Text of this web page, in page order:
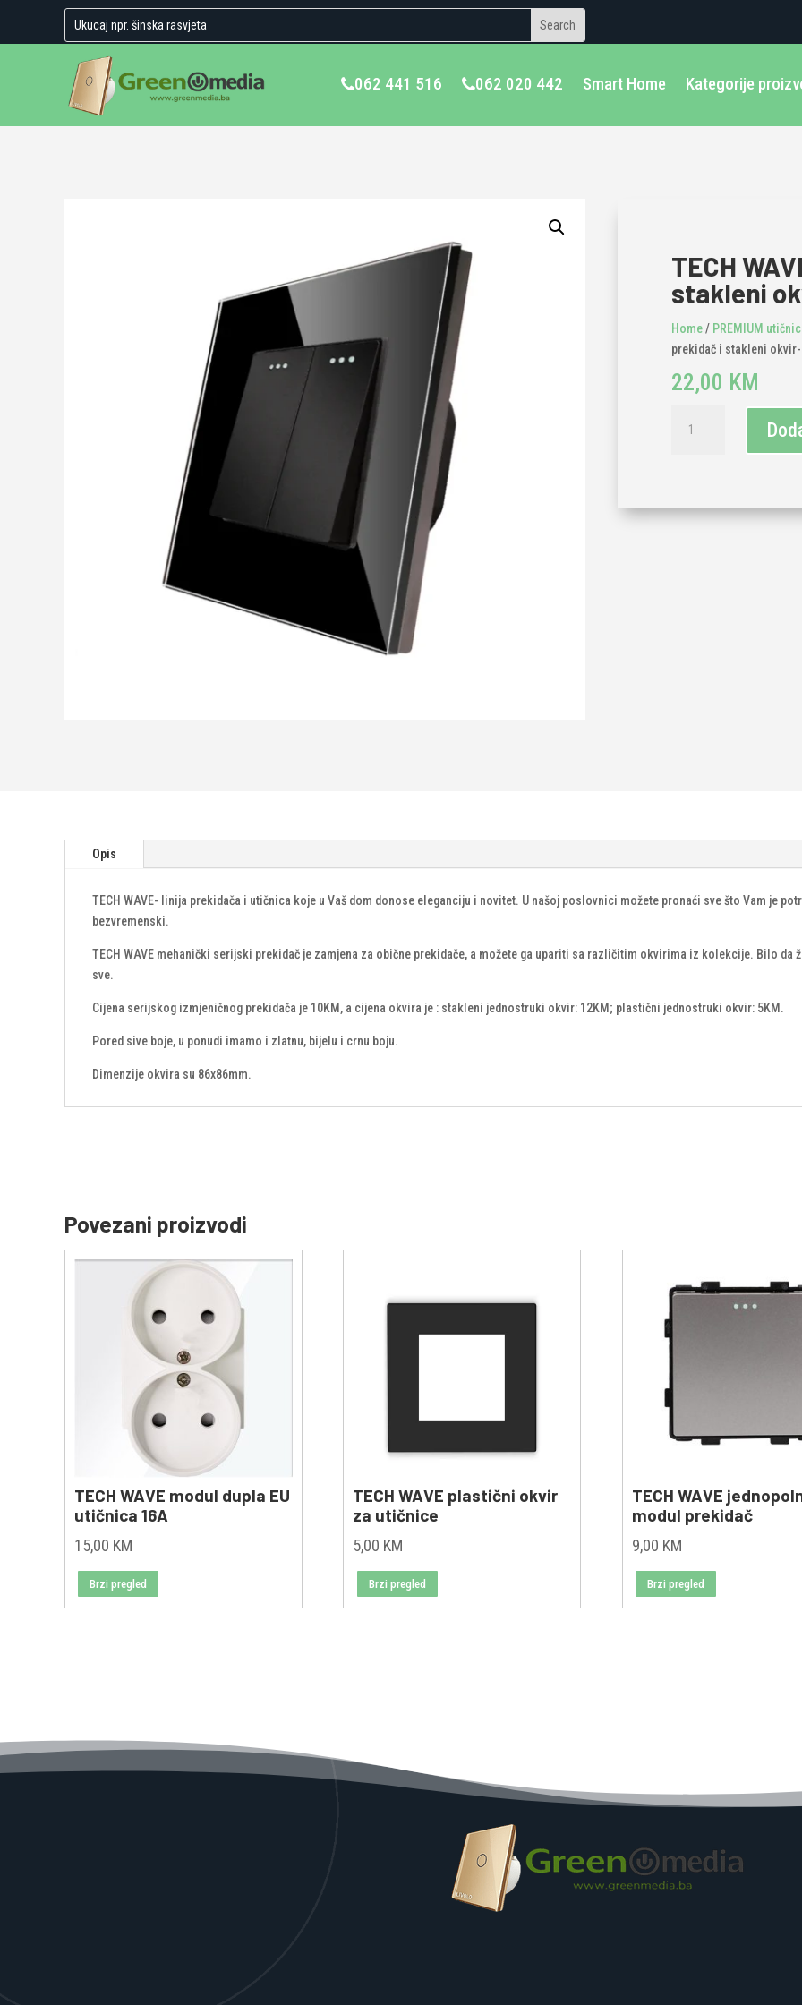
062 441 516 062 020 442 Smart Home Kategorije
TECH
stakleni
Home/ PREMIUM
prekidač i stakleni
22,00 KM
WAVE
stakleni
Opis
TECH WAVE- linija prekidača i utičnica koje u Vaš dom donose eleganciju i novitet. U našoj poslovnici možete pronaći sve što Vam je
bezvremenski.
TECH WAVE mehanički serijski prekidač je zamjena za obične prekidače, a možete ga upariti sa različitim okvirima iz kolekcije. Bilo
sve.
Cijena serijskog izmjeničnog prekidača je 10KM, a cijena okvira je : stakleni jednostruki okvir: 12KM; plastični jednostruki okvir: 5KM.
Pored sive boje, u ponudi imamo i zlatnu, bijelu i crnu boju.
Dimenzije okvira su 86x86mm.
Povezani proizvodi
TECH WAVE modul dupla EU
utičnica 16A
15,00 KM
Brzi pregled
TECH WAVE plastični okvir
za utičnice
5,00 KM
Brzi pregled
TECH WAVE
modul prekidač
9,00 KM
Brzi pregled